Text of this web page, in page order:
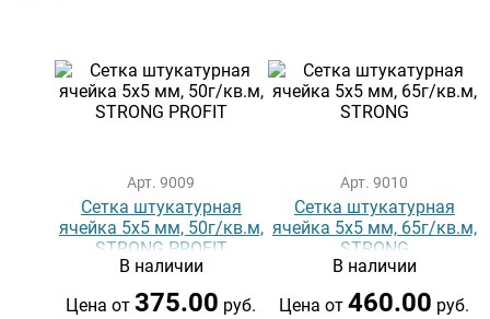
Арт. 9009
Сетка штукатурная
ячейка 5х5 мм, 50г/кв.м,
STRONG PROFIT
В наличии
Цена от375.00 руб.
Арт. 9010
Сетка штукатурная
ячейка 5х5 мм, 65г/кв.м,
STRONG
В наличии
Цена от460.00 руб.